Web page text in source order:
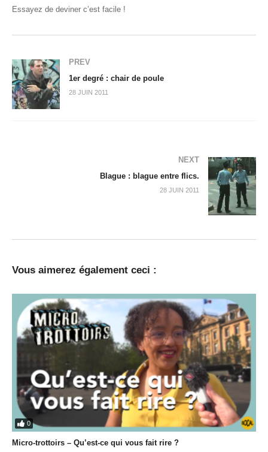
Essayez de deviner c’est facile !
PREV
1er degré : chair de poule
28 JUIN 2011
NEXT
Blague : blague entre flics.
28 JUIN 2011
Vous aimerez également ceci :
0
Micro-trottoirs – Qu’est-ce qui vous fait rire ?